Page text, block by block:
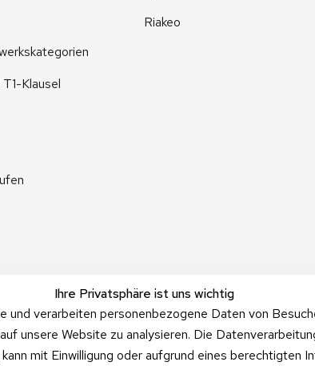
Ihre Privatsphäre ist uns wichtig
und verarbeiten personenbezogene Daten von
unsere Website zu analysieren. Die
mit Einwilligung oder aufgrund eines
Klausel
Riakeo